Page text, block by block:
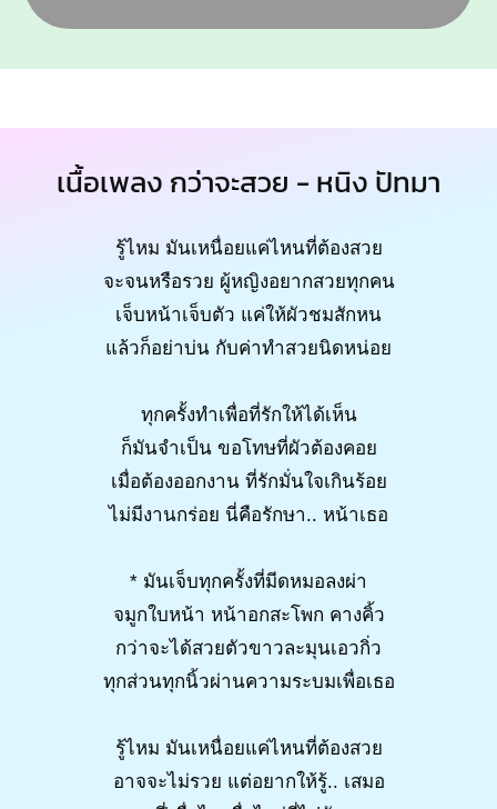
เนื้อเพลง กว่าจะสวย - หนิง ปัทมา
รู้ไหม มันเหนื่อยแค่ไหนที่ต้องสวย
จะจนหรือรวย ผู้หญิงอยากสวยทุกคน
เจ็บหน้าเจ็บตัว แค่ให้ผัวชมสักหน
แล้วก็อย่าบ่น กับค่าทำสวยนิดหน่อย
ทุกครั้งทำเพื่อที่รักให้ได้เห็น
ก็มันจำเป็น ขอโทษที่ผัวต้องคอย
เมื่อต้องออกงาน ที่รักมั่นใจเกินร้อย
ไม่มีงานกร่อย นี่คือรักษา.. หน้าเธอ
* มันเจ็บทุกครั้งที่มีดหมอลงผ่า
จมูกใบหน้า หน้าอกสะโพก คางคิ้ว
กว่าจะได้สวยตัวขาวละมุนเอวกิ่ว
ทุกส่วนทุกนิ้วผ่านความระบมเพื่อเธอ
รู้ไหม มันเหนื่อยแค่ไหนที่ต้องสวย
อาจจะไม่รวย แต่อยากให้รู้.. เสมอ